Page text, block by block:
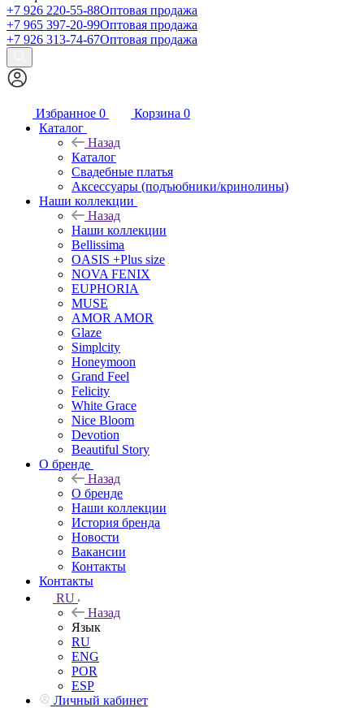
+7 926 220-55-88Оптовая продажа
+7 965 397-20-99Оптовая продажа
+7 926 313-74-67Оптовая продажа
Избранное 0 Корзина 0
Каталог
Назад
Каталог
Свадебные платья
Аксессуары (подъюбники/кринолины)
Наши коллекции
Назад
Наши коллекции
Bellissima
OASIS +Plus size
NOVA FENIX
EUPHORIA
MUSE
AMOR AMOR
Glaze
Simplcity
Honeymoon
Grand Feel
Felicity
White Grace
Nice Bloom
Devotion
Beautiful Story
О бренде
Назад
О бренде
Наши коллекции
История бренда
Новости
Вакансии
Контакты
Контакты
RU
Назад
Язык
RU
ENG
POR
ESP
Личный кабинет